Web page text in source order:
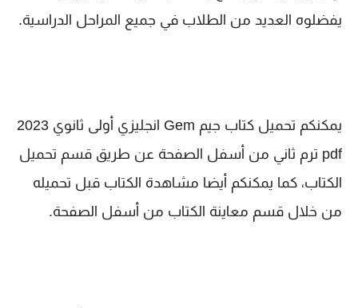
يفضلوه العديد من الطلاب في جميع المراحل الدراسية.
يمكنكم تحميل كتاب جيم Gem انجليزي
أولى ثانوي 2023
pdf ترم ثاني من أسفل الصفحة عن طريق قسم تحميل
الكتاب، كما يمكنكم أيضا مشاهدة الكتاب قبل تحميله
من خلال قسم معاينة الكتاب من أسفل الصفحة.